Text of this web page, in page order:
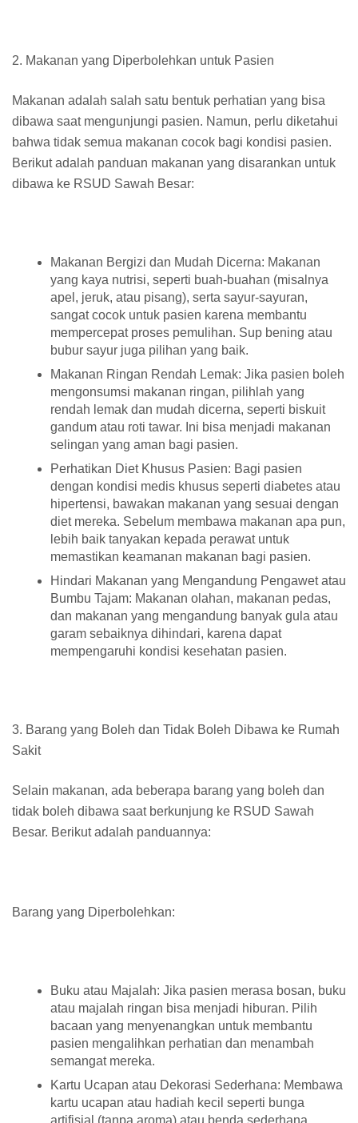
2. Makanan yang Diperbolehkan untuk Pasien
Makanan adalah salah satu bentuk perhatian yang bisa
dibawa saat mengunjungi pasien. Namun, perlu diketahui
bahwa tidak semua makanan cocok bagi kondisi pasien.
Berikut adalah panduan makanan yang disarankan untuk
dibawa ke RSUD Sawah Besar:
Makanan Bergizi dan Mudah Dicerna: Makanan
yang kaya nutrisi, seperti buah-buahan (misalnya
apel, jeruk, atau pisang), serta sayur-sayuran,
sangat cocok untuk pasien karena membantu
mempercepat proses pemulihan. Sup bening atau
bubur sayur juga pilihan yang baik.
Makanan Ringan Rendah Lemak: Jika pasien boleh
mengonsumsi makanan ringan, pilihlah yang
rendah lemak dan mudah dicerna, seperti biskuit
gandum atau roti tawar. Ini bisa menjadi makanan
selingan yang aman bagi pasien.
Perhatikan Diet Khusus Pasien: Bagi pasien
dengan kondisi medis khusus seperti diabetes atau
hipertensi, bawakan makanan yang sesuai dengan
diet mereka. Sebelum membawa makanan apa pun,
lebih baik tanyakan kepada perawat untuk
memastikan keamanan makanan bagi pasien.
Hindari Makanan yang Mengandung Pengawet atau
Bumbu Tajam: Makanan olahan, makanan pedas,
dan makanan yang mengandung banyak gula atau
garam sebaiknya dihindari, karena dapat
mempengaruhi kondisi kesehatan pasien.
3. Barang yang Boleh dan Tidak Boleh Dibawa ke Rumah
Sakit
Selain makanan, ada beberapa barang yang boleh dan
tidak boleh dibawa saat berkunjung ke RSUD Sawah
Besar. Berikut adalah panduannya:
Barang yang Diperbolehkan:
Buku atau Majalah: Jika pasien merasa bosan, buku
atau majalah ringan bisa menjadi hiburan. Pilih
bacaan yang menyenangkan untuk membantu
pasien mengalihkan perhatian dan menambah
semangat mereka.
Kartu Ucapan atau Dekorasi Sederhana: Membawa
kartu ucapan atau hadiah kecil seperti bunga